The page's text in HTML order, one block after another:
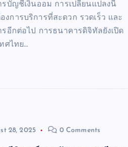
รบัญชีเงินออม การเปลี่ยนแปลงนี้
การบริการที่สะดวก รวดเร็ว และ
อีกต่อไป การธนาคารดิจิทัลยังเปิด
ศไทย…
28, 2025 0 Comments